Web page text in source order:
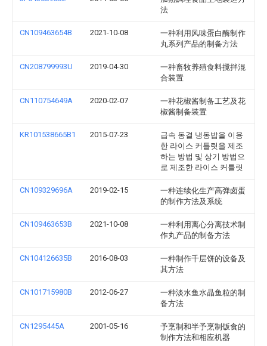
法
CN109463654B 2021-10-08
一种利用风味蛋白酶制作
丸系列产品的制备方法
CN208799993U 2019-04-30
一种畜牧养殖食料搅拌混
合装置
CN110754649A 2020-02-07
一种花椒酱制备工艺及花
椒酱制备装置
KR101538665B1 2015-07-23
급속 동결 냉동밥을 이용
한 라이스 커틀릿을 제조
하는 방법 및 상기 방법으
로 제조한 라이스 커틀릿
CN109329696A 2019-02-15
一种连续化生产高弹卤蛋
的制作方法及系统
CN109463653B 2021-10-08
一种利用离心分离技术制
作丸产品的制备方法
CN104126635B 2016-08-03
一种制作千层饼的设备及
其方法
CN101715980B 2012-06-27
一种淡水鱼水晶鱼粒的制
备方法
CN1295445A 2001-05-16
予烹制和半予烹制饭食的
制作方法和相应机器